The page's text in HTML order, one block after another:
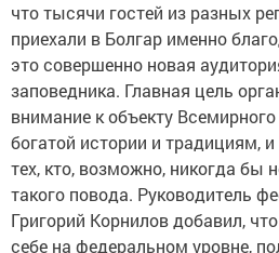
что тысячи гостей из разных
приехали в Болгар именно
это совершенно новая
заповедника. Главная цель
внимание к объекту
богатой истории и традициям,
тех, кто, возможно, никогда бы
такого повода. Руководитель
Григорий Корнилов добавил,
себе на федеральном уровне,